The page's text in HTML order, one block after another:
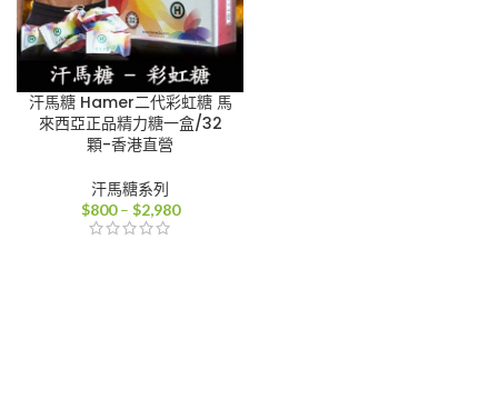
汗馬糖 Hamer二代彩虹糖 馬
來西亞正品精力糖一盒/32
顆-香港直營
汗馬糖系列
$800 – $2,980價